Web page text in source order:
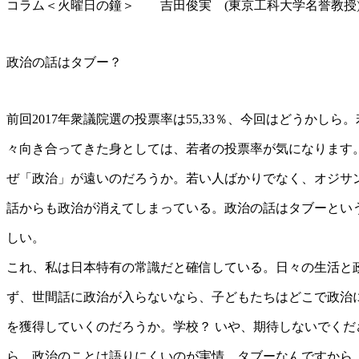
コラム＜火曜日の鐘＞ 吉田俊実 (東京工科大学名誉教授
政治の話はタブー？
前回2017年衆議院選の投票率は55,33％、今回はどうかしら
々向き合ってきた身としては、若者の投票率が気になります
ぜ「政治」が遠いのだろうか。若い人ばかりでなく、オジサ
話からも政治が消えてしまっている。政治の話はタブーとい
しい。
これ、私は日本特有の常識だと確信している。日々の生活と
ず、世間話に政治が入らないなら、子どもたちはどこで政治
を獲得していくのだろうか。学校？ いや、期待しないでく